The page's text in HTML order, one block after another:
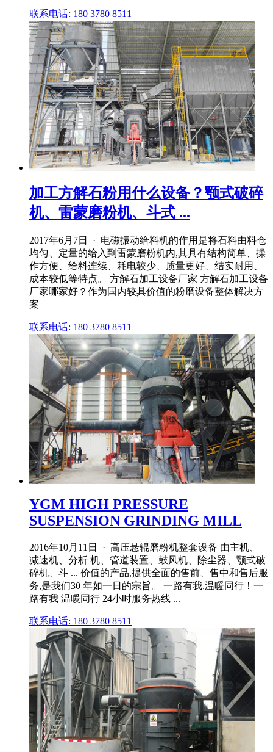
联系电话: 180 3780 8511
加工方解石粉用什么设备？颚式破碎
机、雷蒙磨粉机、斗式 ...
2017年6月7日 · 电磁振动给料机的作用是将石料由料仓
均匀、定量的给入到雷蒙磨粉机内,其具有结构简单、操
作方便、给料连续、耗电较少、质量更好、结实耐用、
成本较低等特点。 方解石加工设备厂家 方解石加工设备
厂家哪家好？作为国内较具价值的粉磨设备整体解决方
案
联系电话: 180 3780 8511
YGM HIGH PRESSURE
SUSPENSION GRINDING MILL
2016年10月11日 · 高压悬辊磨粉机整套设备 由主机、
减速机、分析 机、管道装置、鼓风机、除尘器、颚式破
碎机、斗 ... 价值的产品,提供全面的售前、售中和售后服
务,是我们30 年如一日的宗旨。 一路有我,温暖同行！一
路有我 温暖同行 24小时服务热线 ...
联系电话: 180 3780 8511